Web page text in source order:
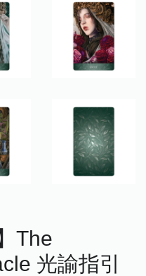
The
光諭指引